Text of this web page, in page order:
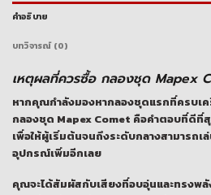
คำอธิบาย
บทวิจารณ์ (0)
เหตุผลที่ควรซื้อ กลองชุด Mapex
หากคุณกำลังมองหากลองชุดแรกที่ครบเ
กลองชุด Mapex Comet คือคำตอบที่ดีที่
เพื่อให้ผู้เริ่มต้นจนถึงระดับกลางสามารถ
อุปกรณ์เพิ่มอีกเลย
คุณจะได้สัมผัสกับเสียงที่อบอุ่นและทรงพ